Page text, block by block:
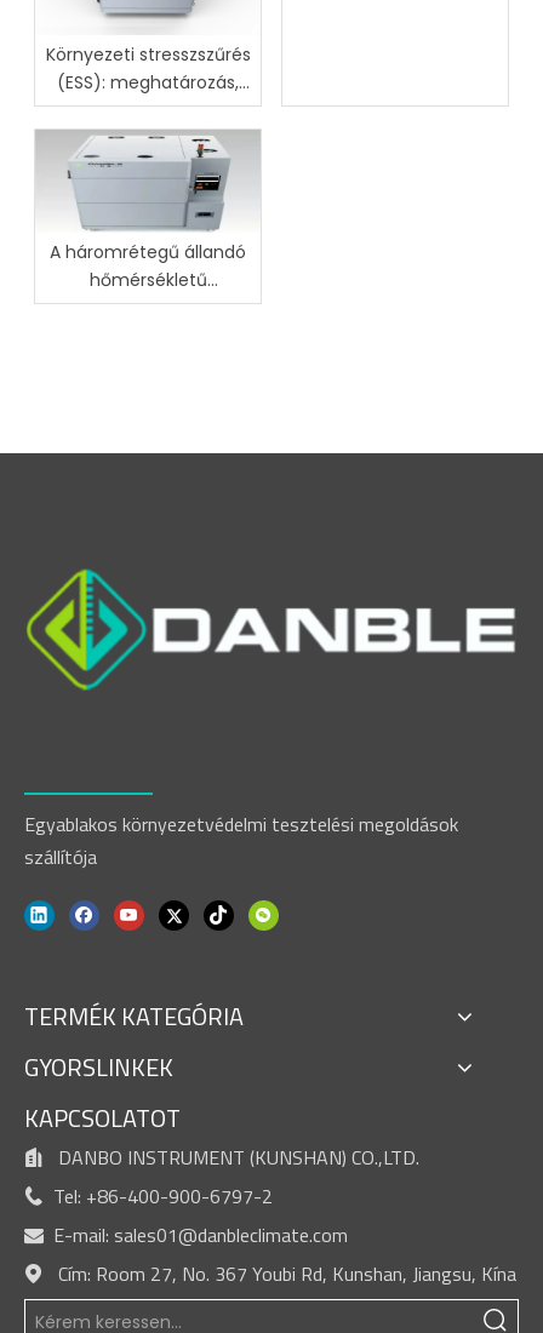
Környezeti stresszszűrés
(ESS): meghatározás,
folyamat és ipari előnyök
A háromrétegű állandó
hőmérsékletű
páratartalom
Egyablakos környezetvédelmi tesztelési megoldások
szállítója
TERMÉK KATEGÓRIA
GYORSLINKEK
KAPCSOLATOT
 DANBO INSTRUMENT (KUNSHAN) CO.,LTD.
 Tel: +86-400-900-6797-2
 E-mail: sales01@danbleclimate.com
 Cím: Room 27, No. 367 Youbi Rd, Kunshan, Jiangsu, Kína